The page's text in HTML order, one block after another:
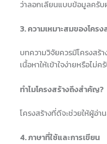
ว่าลอกเลียนแบบข้อมูลครับ
3. ความเหมาะสมของโคร
บทความวิจัยควรมีโครงสร้
เนื้อหาให้เข้าใจง่ายหรือไม่ค
ทำไมโครงสร้างถึงสำคัญ?
โครงสร้างที่ดีจะช่วยให้ผู้อ่
4. ภาษาที่ใช้และการเขียน